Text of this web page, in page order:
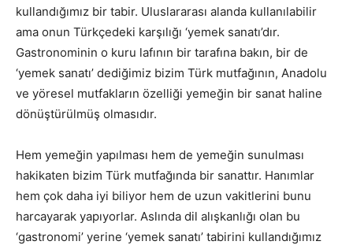
kullandığımız bir tabir. Uluslararası alanda kullanılabilir
ama onun Türkçedeki karşılığı ‘yemek sanatı’dır.
Gastronominin o kuru lafının bir tarafına bakın, bir de
‘yemek sanatı’ dediğimiz bizim Türk mutfağının, Anadolu
ve yöresel mutfakların özelliği yemeğin bir sanat haline
dönüştürülmüş olmasıdır.
Hem yemeğin yapılması hem de yemeğin sunulması
hakikaten bizim Türk mutfağında bir sanattır. Hanımlar
hem çok daha iyi biliyor hem de uzun vakitlerini bunu
harcayarak yapıyorlar. Aslında dil alışkanlığı olan bu
‘gastronomi’ yerine ‘yemek sanatı’ tabirini kullandığımız